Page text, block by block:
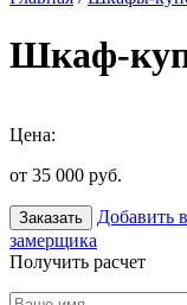
Шкаф-
Цена:
от 35 000 руб.
Заказать Добавить
замерщика
Получить расчет